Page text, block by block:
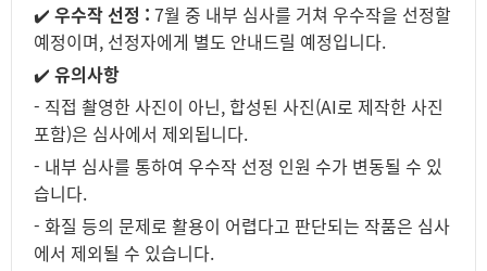
✔️ 우수작 선정 : 7월 중 내부 심사를 거쳐 우수작을 선정할
예정이며, 선정자에게 별도 안내드릴 예정입니다.
✔️ 유의사항
- 직접 촬영한 사진이 아닌, 합성된 사진(AI로 제작한 사진
포함)은 심사에서 제외됩니다.
- 내부 심사를 통하여 우수작 선정 인원 수가 변동될 수 있
습니다.
- 화질 등의 문제로 활용이 어렵다고 판단되는 작품은 심사
에서 제외될 수 있습니다.